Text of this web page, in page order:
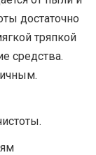
достаточно
тряпкой
средства.